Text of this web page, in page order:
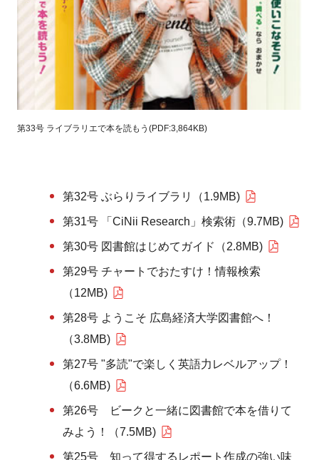
第33号 ライブラリエで本を読もう(PDF:3,864KB)
第32号 ぶらりライブラリ（1.9MB)
第31号 「CiNii Research」検索術（9.7MB)
第30号 図書館はじめてガイド（2.8MB)
第29号 チャートでおたすけ！情報検索
（12MB)
第28号 ようこそ 広島経済大学図書館へ！
（3.8MB)
第27号 "多読"で楽しく英語力レベルアップ！
（6.6MB)
第26号 ビークと一緒に図書館で本を借りて
みよう！（7.5MB)
第25号 知って得するレポート作成の強い味